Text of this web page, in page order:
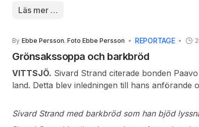
båda kyrkorna. Planer fanns att utvidga kyrkan
Läs mer …
By Ebbe Persson. Foto Ebbe Persson REPORTAGE
Grönsakssoppa och barkbröd
VITTSJÖ. Sivard Strand citerade bonden
land. Detta blev inledningen till hans anförande
Andreassons servering av grönsakssoppa. I
tider var barkbröd ett nödfoder då mjölet började
Sivard Strand med barkbröd som han bjöd